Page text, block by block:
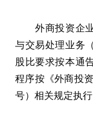
外商投资企业
与交易处理业务
股比要求按本通
程序按《外商投
号）相关规定执行